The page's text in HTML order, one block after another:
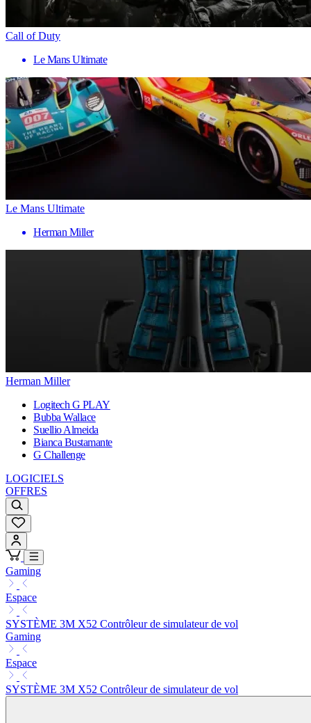
Call of Duty
Le Mans Ultimate
Le Mans Ultimate
Herman Miller
Herman Miller
Logitech G PLAY
Bubba Wallace
Suellio Almeida
Bianca Bustamante
G Challenge
LOGICIELS
OFFRES
Gaming
Espace
SYSTÈME 3M X52 Contrôleur de simulateur de vol
Gaming
Espace
SYSTÈME 3M X52 Contrôleur de simulateur de vol